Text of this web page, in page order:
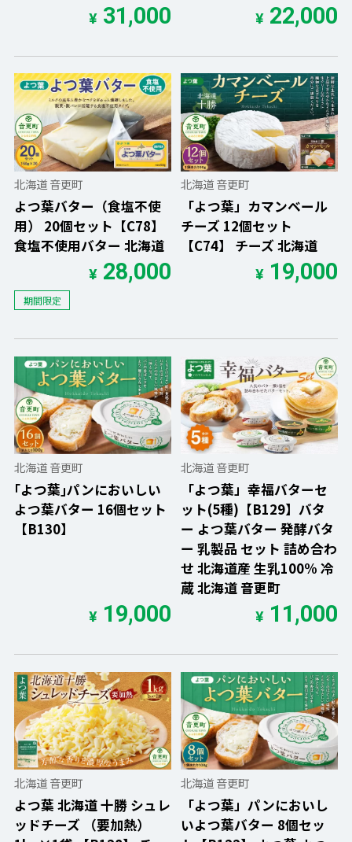
¥31,000 ¥22,000
北海道 音更町
よつ葉バター（食塩不使
用） 20個セット【C78】
食塩不使用バター 北海道
¥28,000
期間限定
北海道 音更町
「よつ葉」カマンベール
チーズ 12個セット
【C74】 チーズ 北海道
¥19,000
北海道 音更町
｢よつ葉｣パンにおいしい
よつ葉バター 16個セット
【B130】
¥19,000
北海道 音更町
「よつ葉」幸福バターセ
ット(5種)【B129】バタ
ー よつ葉バター 発酵バタ
ー 乳製品 セット 詰め合わ
せ 北海道産 生乳100% 冷
蔵 北海道 音更町
¥11,000
北海道 音更町
よつ葉 北海道 十勝 シュレ
ッドチーズ （要加熱）
北海道 音更町
「よつ葉」パンにおいし
いよつ葉バター 8個セッ